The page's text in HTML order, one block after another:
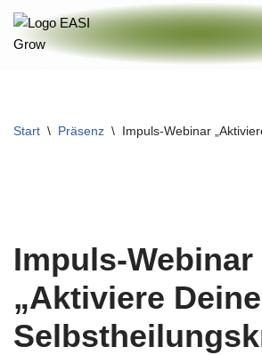
Zum
Start \ Präsenz \ Impuls-Webinar
Impuls-Webinar
„Aktiviere Deine